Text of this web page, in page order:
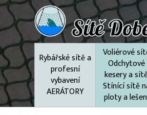
Rybářské sítě a
profesní
vybavení
AERÁTORY
Voliérové
Odchytové
kesery a
Stínící sítě
ploty a